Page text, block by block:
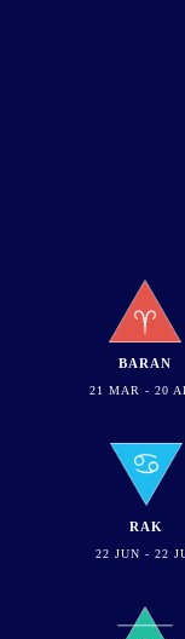
BARAN
21 MAR - 20
RAK
22 JUN - 22